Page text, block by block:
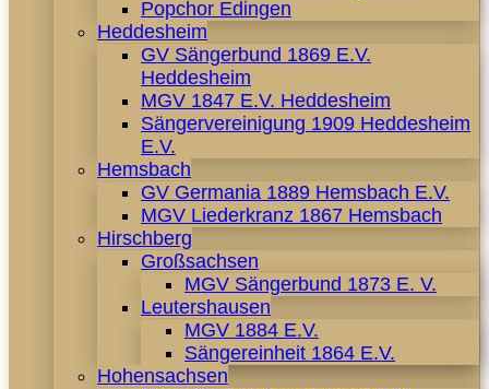
Popchor Edingen
Heddesheim
GV Sängerbund 1869 E.V.
Heddesheim
MGV 1847 E.V. Heddesheim
Sängervereinigung 1909 Heddesheim
E.V.
Hemsbach
GV Germania 1889 Hemsbach E.V.
MGV Liederkranz 1867 Hemsbach
Hirschberg
Großsachsen
MGV Sängerbund 1873 E. V.
Leutershausen
MGV 1884 E.V.
Sängereinheit 1864 E.V.
Hohensachsen